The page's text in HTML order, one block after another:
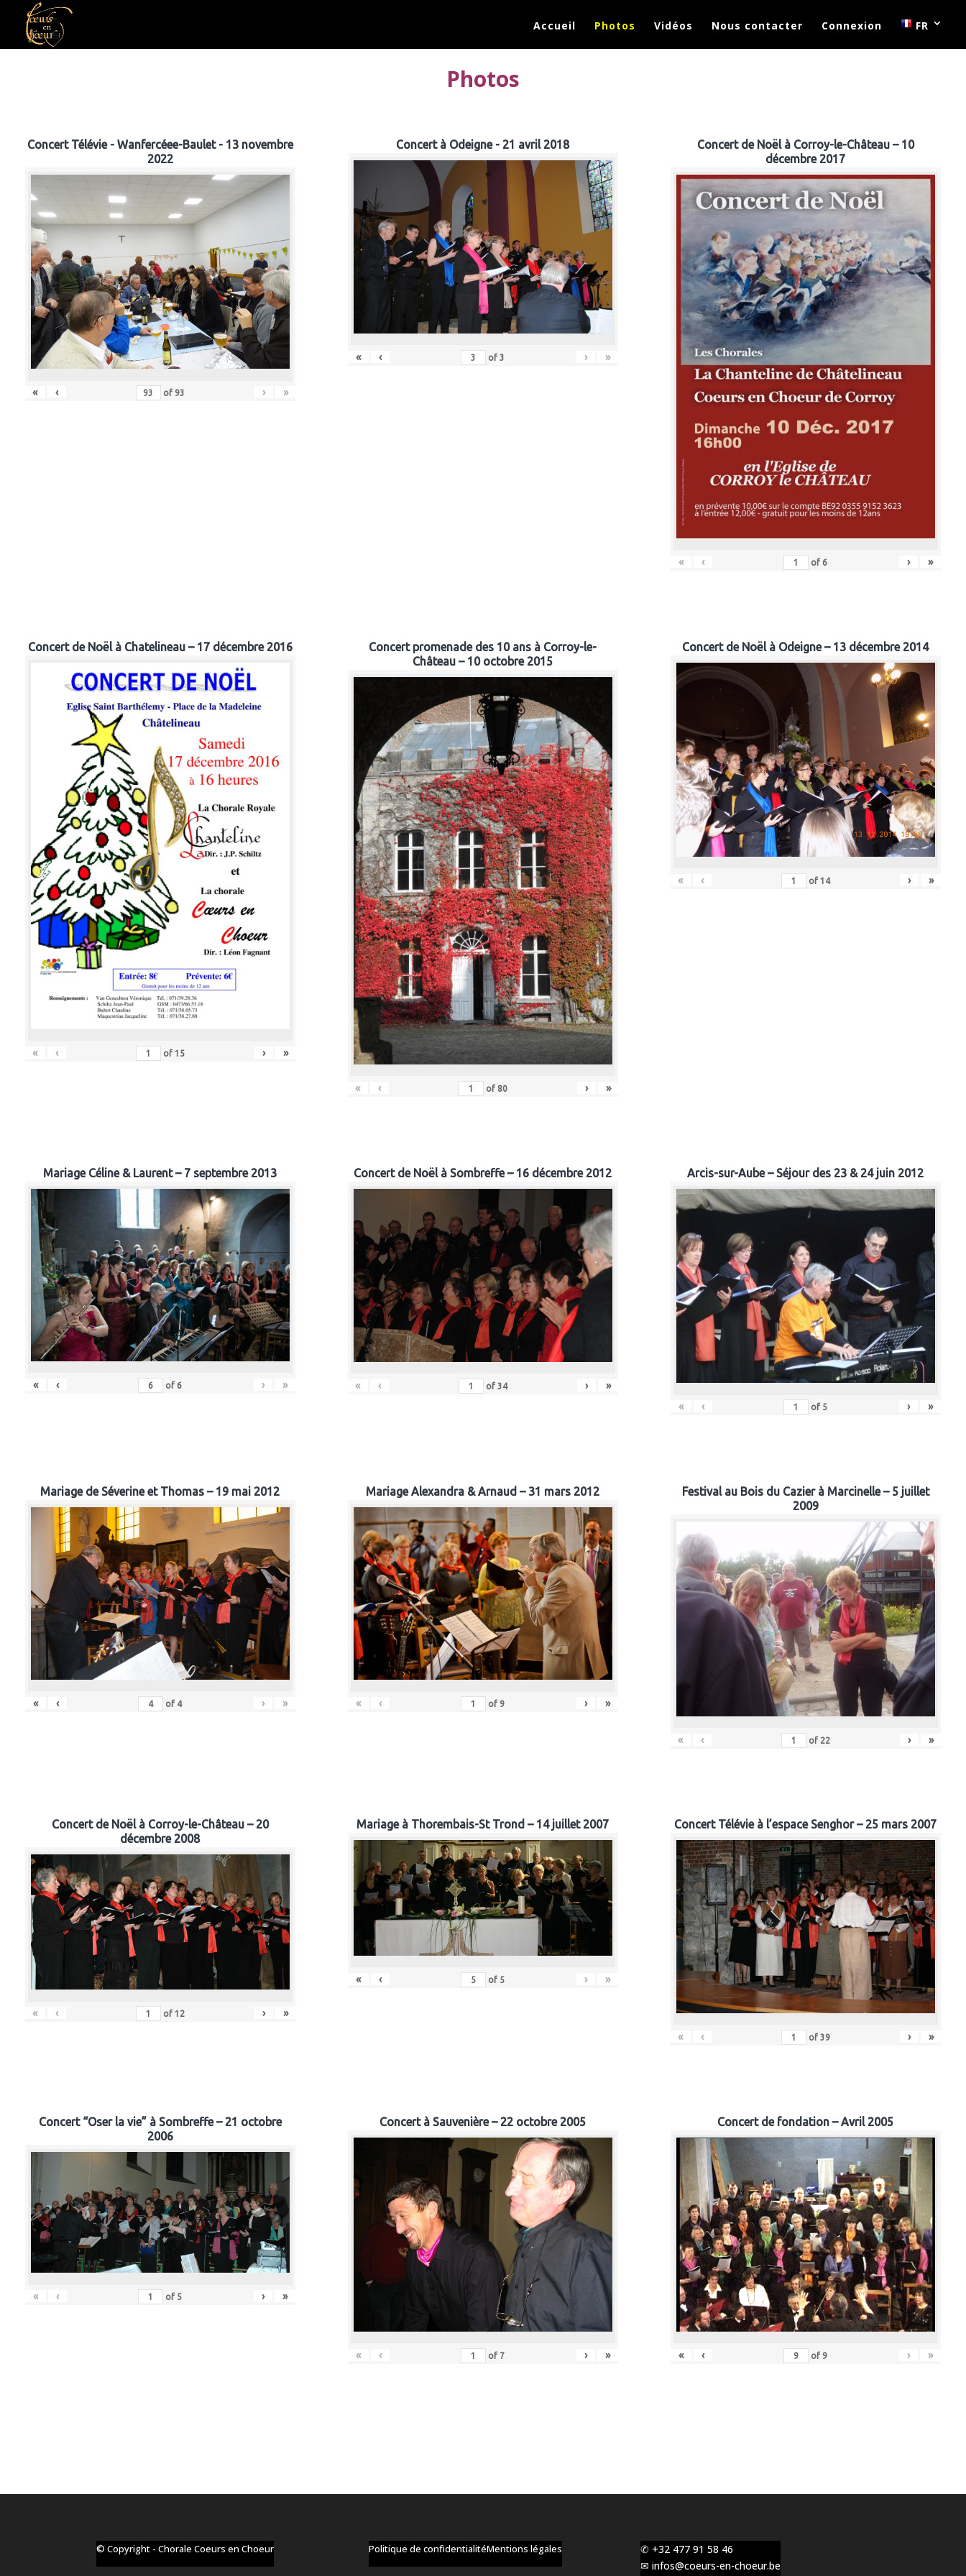
Accueil Photos Vidéos Nous contacter Connexion FR
Photos
Concert Télévie - Wanfercéee-Baulet - 13 novembre
2022
« ‹ of 93 › »
Concert à Odeigne - 21 avril 2018
« ‹ of3 › »
Concert de Noël à Corroy-le-Château – 10
décembre 2017
« ‹ of 6 › »
Concert de Noël à Chatelineau – 17 décembre 2016
« ‹ of 15 › »
Concert promenade des 10 ans à Corroy-le-
Château – 10 octobre 2015
« ‹ of 80 › »
Concert de Noël à Odeigne – 13 décembre 2014
« ‹ of 14 › »
Mariage Céline & Laurent – 7 septembre 2013
« ‹ of 6 › »
Concert de Noël à Sombreffe – 16 décembre 2012
« ‹ of 34 › »
Arcis-sur-Aube – Séjour des 23 & 24 juin 2012
« ‹ of 5 › »
Mariage de Séverine et Thomas – 19 mai 2012
« ‹ of 4 › »
Mariage Alexandra & Arnaud – 31 mars 2012
« ‹ of 9 › »
Festival au Bois du Cazier à Marcinelle – 5 juillet
2009
« ‹ of 22 › »
Concert de Noël à Corroy-le-Château – 20
décembre 2008
« ‹ of 12 › »
Mariage à Thorembais-St Trond – 14 juillet 2007
« ‹ of 5 › »
Concert Télévie à l’espace Senghor – 25 mars 2007
« ‹ of 39 › »
Concert “Oser la vie” à Sombreffe – 21 octobre
2006
« ‹ of 5 › »
Concert à Sauvenière – 22 octobre 2005
« ‹ of 7 › »
Concert de fondation – Avril 2005
« ‹ of 9 › »
© Copyright - Chorale Coeurs en Choeur Politique de confidentialitéMentions légales
✆ +32 477 91 58 46
✉ infos@coeurs-en-choeur.be